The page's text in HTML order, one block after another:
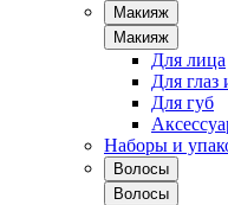
Макияж
Макияж
Для лица
Для глаз
Для губ
Наборы и
Волосы
Волосы